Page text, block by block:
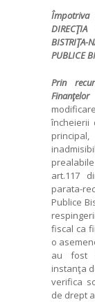
DIRECŢIA
BISTRIŢA-N
PUBLICE
Prin
Finanţ
încheierii
art.117
parata-
Publice
fiscal ca
o
au fost
instanţa
verifica
de drept